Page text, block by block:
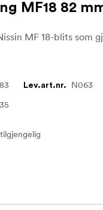
MF18 82
Lev.art.nr. N063